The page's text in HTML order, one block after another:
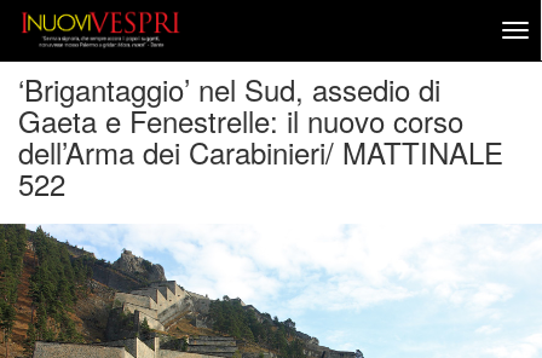
‘Brigantaggio’ nel Sud, assedio di
Gaeta e Fenestrelle: il nuovo corso
dell’Arma dei Carabinieri/ MATTINALE
522